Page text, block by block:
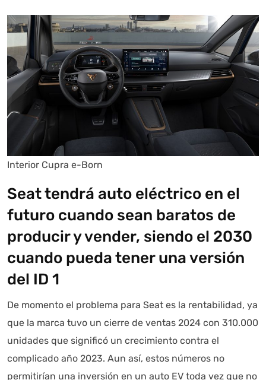
Interior Cupra e-Born
Seat tendrá auto eléctrico en el
futuro cuando sean baratos de
producir y vender, siendo el 2030
cuando pueda tener una versión
del ID 1
De momento el problema para Seat es la rentabilidad, ya
que la marca tuvo un cierre de ventas 2024 con 310.000
unidades que significó un crecimiento contra el
complicado año 2023. Aun así, estos números no
permitirían una inversión en un auto EV toda vez que no